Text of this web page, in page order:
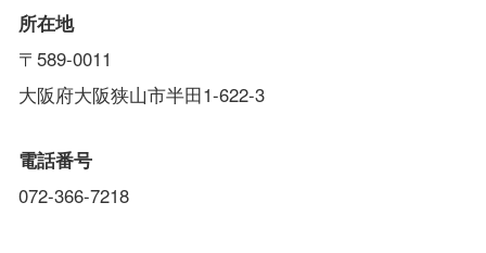
所在地
〒589-0011
大阪府大阪狭山市半田1-622-3
電話番号
072-366-7218